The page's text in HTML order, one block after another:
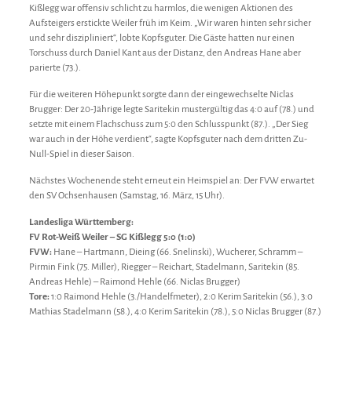
Kißlegg war offensiv schlicht zu harmlos, die wenigen Aktionen des
Aufsteigers erstickte Weiler früh im Keim. „Wir waren hinten sehr sicher
und sehr diszipliniert“, lobte Kopfsguter. Die Gäste hatten nur einen
Torschuss durch Daniel Kant aus der Distanz, den Andreas Hane aber
parierte (73.).
Für die weiteren Höhepunkt sorgte dann der eingewechselte Niclas
Brugger: Der 20-Jährige legte Saritekin mustergültig das 4:0 auf (78.) und
setzte mit einem Flachschuss zum 5:0 den Schlusspunkt (87.). „Der Sieg
war auch in der Höhe verdient“, sagte Kopfsguter nach dem dritten Zu-
Null-Spiel in dieser Saison.
Nächstes Wochenende steht erneut ein Heimspiel an: Der FVW erwartet
den SV Ochsenhausen (Samstag, 16. März, 15 Uhr).
Landesliga Württemberg:
FV Rot-Weiß Weiler – SG Kißlegg 5:0 (1:0)
FVW:Hane – Hartmann, Dieing (66. Snelinski), Wucherer, Schramm –
Pirmin Fink (75. Miller), Riegger – Reichart, Stadelmann, Saritekin (85.
Andreas Hehle) – Raimond Hehle (66. Niclas Brugger)
Tore:1:0 Raimond Hehle (3./Handelfmeter), 2:0 Kerim Saritekin (56.), 3:0
Mathias Stadelmann (58.), 4:0 Kerim Saritekin (78.), 5:0 Niclas Brugger (87.)